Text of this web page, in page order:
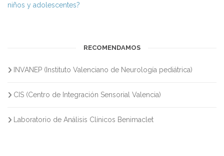
niños y adolescentes?
RECOMENDAMOS
INVANEP (Instituto Valenciano de Neurología pediátrica)
CIS (Centro de Integración Sensorial Valencia)
Laboratorio de Análisis Clínicos Benimaclet